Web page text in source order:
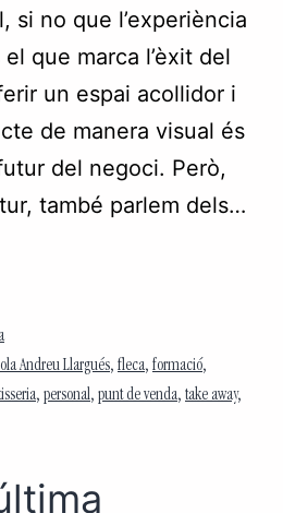
si no que l’experiència
que marca l’èxit del
un espai acollidor i
de manera visual és
del negoci. Però,
també parlem dels…
Andreu Llargués, fleca, formació,
, personal, punt de venda, take away,